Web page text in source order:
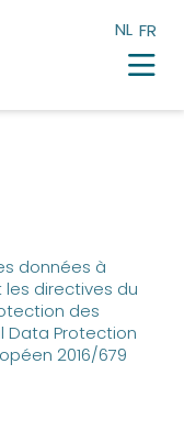
NL FR
données à
directives du
des
Data Protection
2016/679